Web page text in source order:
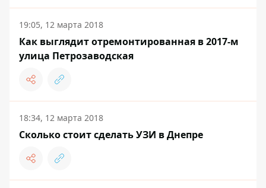
19:05, 12 марта 2018
Как выглядит отремонтированная в 2017-м
улица Петрозаводская
18:34, 12 марта 2018
Сколько стоит сделать УЗИ в Днепре